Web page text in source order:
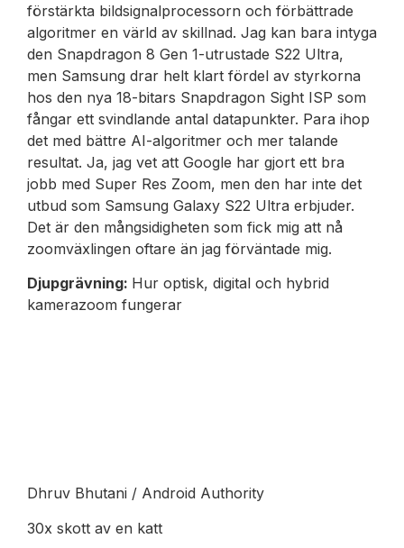
förstärkta bildsignalprocessorn och förbättrade
algoritmer en värld av skillnad. Jag kan bara intyga
den Snapdragon 8 Gen 1-utrustade S22 Ultra,
men Samsung drar helt klart fördel av styrkorna
hos den nya 18-bitars Snapdragon Sight ISP som
fångar ett svindlande antal datapunkter. Para ihop
det med bättre AI-algoritmer och mer talande
resultat. Ja, jag vet att Google har gjort ett bra
jobb med Super Res Zoom, men den har inte det
utbud som Samsung Galaxy S22 Ultra erbjuder.
Det är den mångsidigheten som fick mig att nå
zoomväxlingen oftare än jag förväntade mig.
Djupgrävning: Hur optisk, digital och hybrid
kamerazoom fungerar
Dhruv Bhutani / Android Authority
30x skott av en katt